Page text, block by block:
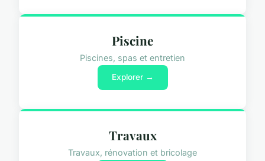
Piscine
Piscines, spas et entretien
Explorer →
Travaux
Travaux, rénovation et bricolage